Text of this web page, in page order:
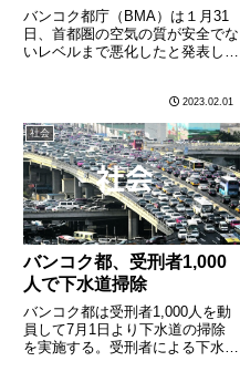
バンコク都庁（BMA）は１月31
日、首都圏の空気の質が安全でな
いレベルまで悪化したと発表し、
よると、PM2.5（直径2.5マイク
ロメートル以下の粒子）が首都圏
内の大部分の地域で１立………
2023.02.01
社会
バンコク都、受刑者1,000
人で下水道掃除
バンコク都は受刑者1,000人を動
員して7月1日より下水道の掃除
を実施する。受刑者による下水道